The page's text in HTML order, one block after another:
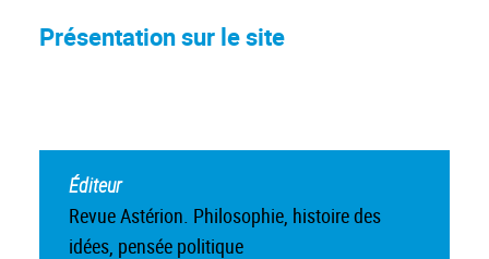
Présentation sur le site
Éditeur
Revue Astérion. Philosophie, histoire des
idées, pensée politique